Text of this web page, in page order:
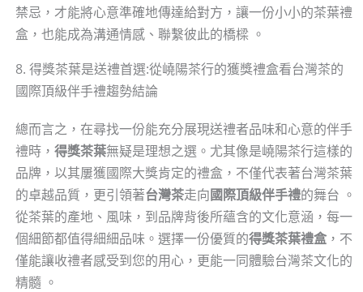
禁忌，才能將心意準確地傳達給對方，讓一份小小的茶葉禮
盒，也能成為溝通情感、聯繫彼此的橋樑 。
8. 得獎茶葉是送禮首選:從嶢陽茶行的獲獎禮盒看台灣茶的
國際頂級伴手禮趨勢結論
總而言之，在尋找一份能充分展現送禮者品味和心意的伴手
禮時， 得獎茶葉無疑是理想之選。尤其像是嶢陽茶行這樣的
品牌，以其屢獲國際大獎肯定的禮盒，不僅代表著台灣茶葉
的卓越品質，更引領著台灣茶走向國際頂級伴手禮的舞台 。
從茶葉的產地、風味，到品牌背後所蘊含的文化意涵，每一
個細節都值得細細品味。選擇一份優質的得獎茶葉禮盒，不
僅能讓收禮者感受到您的用心，更能一同體驗台灣茶文化的
精髓 。